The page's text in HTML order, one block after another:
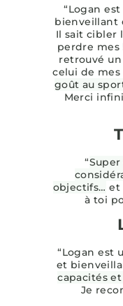
“Logan
bienveillant
Il sait cibler
perdre mes
retrouvé
celui de mes
goût au
Merci
“
objectifs… et
à toi
“Logan est
et
capacités et
Je